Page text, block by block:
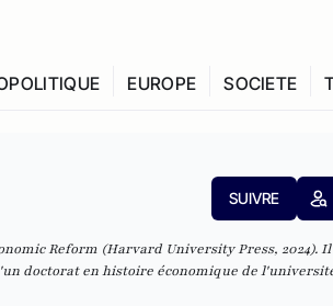
EUROPE SOCIETE
SUIVRE
Reform (Harvard University Press, 2024).
doctorat en histoire économique de